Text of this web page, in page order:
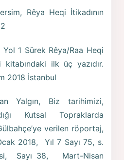
Rêya Heqi İtikadının
Yol 1 Sürek Rêya/Raa Heqi
kitabındaki ilk üç yazıdır.
2018 İstanbul
Yalgın, Biz tarihimizi,
Kutsal Topraklarda
verilen röportaj,
2018, Yıl 7 Sayı 75, s.
Sayı 38, Mart-Nisan